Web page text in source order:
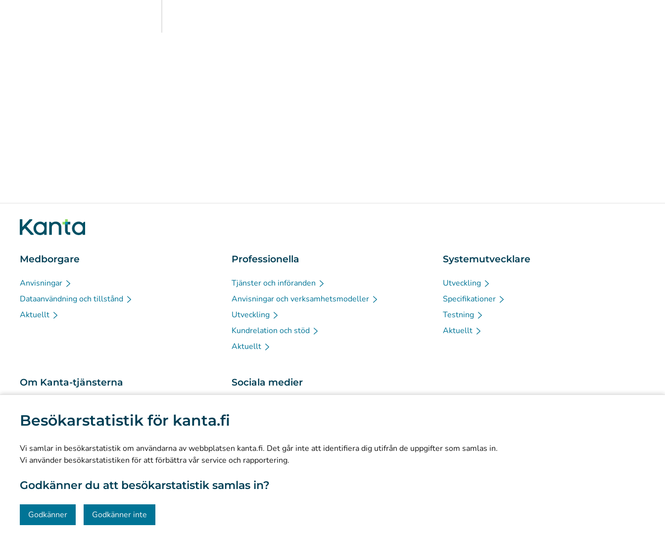
Besökarstatistik för kanta.fi
Vi samlar in besökarstatistik om användarna av webbplatsen kanta.fi. Det går inte att identifiera dig utifrån de uppgifter som samlas in.
Vi använder besökarstatistiken för att förbättra vår service och rapportering.
Godkänner du att besökarstatistik samlas in?
Godkänner Godkänner inte
Medborgare
Anvisningar
Dataanvändning och tillstånd
Aktuellt
Professionella
Tjänster och införanden
Anvisningar och verksamhetsmodeller
Utveckling
Kundrelation och stöd
Aktuellt
Systemutvecklare
Utveckling
Specifikationer
Testning
Aktuellt
Om Kanta-tjänsterna
Forskning och kunskapsbaserad ledning
Dataskydd och tillgänglighet
Kommunikation och sociala medier
Sociala medier